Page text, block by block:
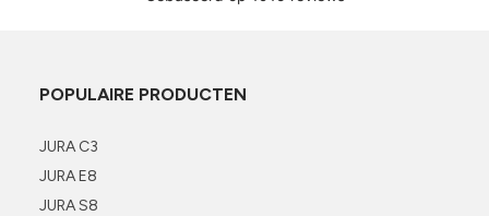
POPULAIRE PRODUCTEN
JURA C3
JURA E8
JURA S8